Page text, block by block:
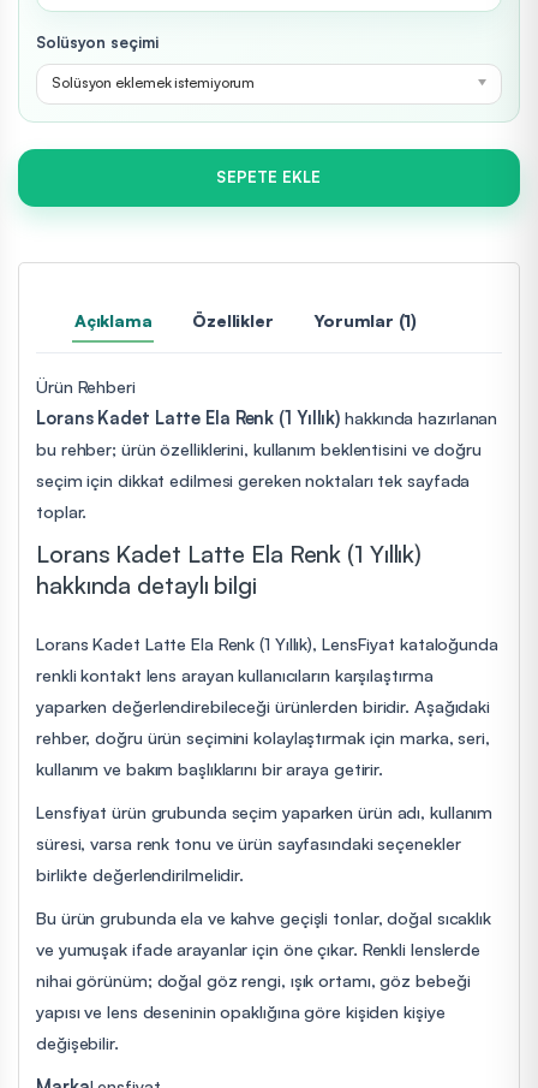
Solüsyon seçimi
Solüsyon eklemek istemiyorum
SEPETE EKLE
Açıklama Özellikler Yorumlar (1)
Ürün Rehberi
Lorans Kadet Latte Ela Renk (1 Yıllık) hakkında hazırlanan
bu rehber; ürün özelliklerini, kullanım beklentisini ve doğru
seçim için dikkat edilmesi gereken noktaları tek sayfada
toplar.
Lorans Kadet Latte Ela Renk (1 Yıllık)
hakkında detaylı bilgi
Lorans Kadet Latte Ela Renk (1 Yıllık), LensFiyat kataloğunda
renkli kontakt lens arayan kullanıcıların karşılaştırma
yaparken değerlendirebileceği ürünlerden biridir. Aşağıdaki
rehber, doğru ürün seçimini kolaylaştırmak için marka, seri,
kullanım ve bakım başlıklarını bir araya getirir.
Lensfiyat ürün grubunda seçim yaparken ürün adı, kullanım
süresi, varsa renk tonu ve ürün sayfasındaki seçenekler
birlikte değerlendirilmelidir.
Bu ürün grubunda ela ve kahve geçişli tonlar, doğal sıcaklık
ve yumuşak ifade arayanlar için öne çıkar. Renkli lenslerde
nihai görünüm; doğal göz rengi, ışık ortamı, göz bebeği
yapısı ve lens deseninin opaklığına göre kişiden kişiye
değişebilir.